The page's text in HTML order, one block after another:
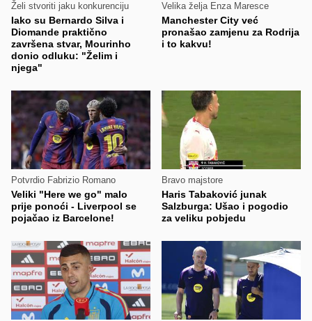
Želi stvoriti jaku konkurenciju
Iako su Bernardo Silva i
Diomande praktično
završena stvar, Mourinho
donio odluku: "Želim i
njega"
Velika želja Enza Maresce
Manchester City već
pronašao zamjenu za Rodrija
i to kakvu!
Potvrdio Fabrizio Romano
Veliki "Here we go" malo
prije ponoći - Liverpool se
pojačao iz Barcelone!
Bravo majstore
Haris Tabaković junak
Salzburga: Ušao i pogodio
za veliku pobjedu